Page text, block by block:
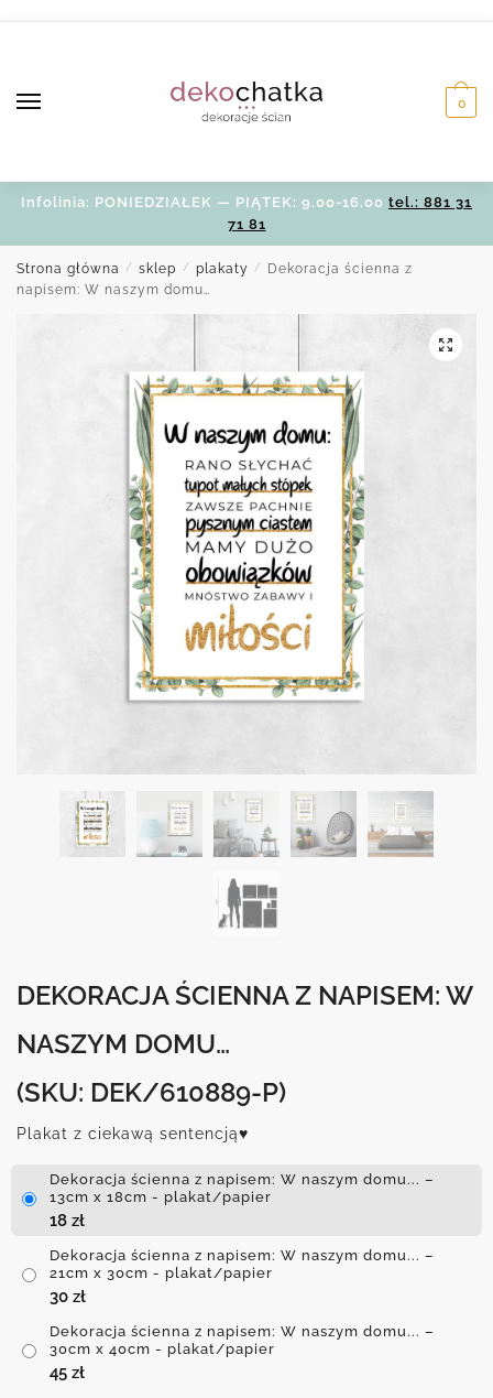
0
Infolinia: PONIEDZIAŁEK — PIĄTEK: 9.00-16.00 tel.: 881 31
71 81
Strona główna / sklep / plakaty /
Dekoracja ścienna z
napisem: W naszym domu…
DEKORACJA ŚCIENNA Z NAPISEM: W
NASZYM DOMU…
(SKU: DEK/610889-P)
Plakat z ciekawą sentencją♥
Dekoracja ścienna z napisem: W naszym domu... –
13cm x 18cm - plakat/papier
18 zł
Dekoracja ścienna z napisem: W naszym domu... –
21cm x 30cm - plakat/papier
30 zł
Dekoracja ścienna z napisem: W naszym domu... –
30cm x 40cm - plakat/papier
45 zł